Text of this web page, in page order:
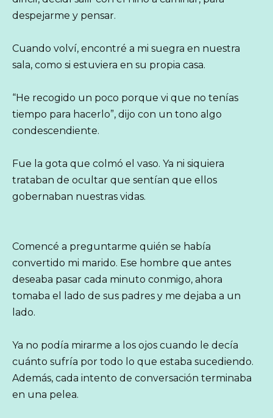
despejarme y pensar.
Cuando volví, encontré a mi suegra en nuestra
sala, como si estuviera en su propia casa.
“He recogido un poco porque vi que no tenías
tiempo para hacerlo”, dijo con un tono algo
condescendiente.
Fue la gota que colmó el vaso. Ya ni siquiera
trataban de ocultar que sentían que ellos
gobernaban nuestras vidas.
Comencé a preguntarme quién se había
convertido mi marido. Ese hombre que antes
deseaba pasar cada minuto conmigo, ahora
tomaba el lado de sus padres y me dejaba a un
lado.
Ya no podía mirarme a los ojos cuando le decía
cuánto sufría por todo lo que estaba sucediendo.
Además, cada intento de conversación terminaba
en una pelea.